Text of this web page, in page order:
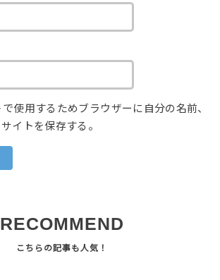
使用するためブラウザーに自分の名前、
イトを保存する。
RECOMMEND